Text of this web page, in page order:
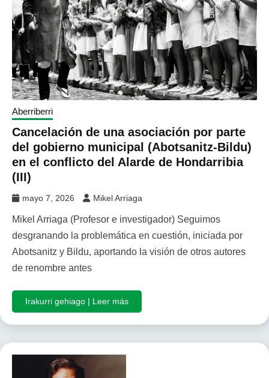
Aberriberri
Cancelación de una asociación por parte
del gobierno municipal (Abotsanitz-Bildu)
en el conflicto del Alarde de Hondarribia
(III)
mayo 7, 2026 Mikel Arriaga
Mikel Arriaga (Profesor e investigador) Seguimos
desgranando la problemática en cuestión, iniciada por
Abotsanitz y Bildu, aportando la visión de otros autores
de renombre antes
Irakurri gehiago | Leer más